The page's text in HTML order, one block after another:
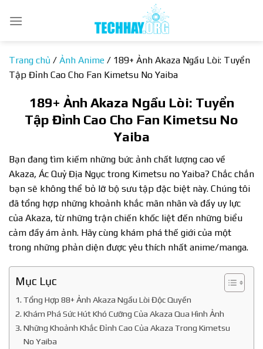
qua
Trang chủ / Ảnh Anime / 189+ Ảnh Akaza Ngầu Lòi: Tuyển
Tập Đỉnh Cao Cho Fan Kimetsu No Yaiba
189+ Ảnh Akaza Ngầu Lòi: Tuyển
Tập Đỉnh Cao Cho Fan Kimetsu No
Yaiba
Bạn đang tìm kiếm những bức ảnh chất lượng cao về
Akaza, Ác Quỷ Địa Ngục trong Kimetsu no Yaiba? Chắc chắn
bạn sẽ không thể bỏ lỡ bộ sưu tập đặc biệt này. Chúng tôi
đã tổng hợp những khoảnh khắc mãn nhãn và đầy uy lực
của Akaza, từ những trận chiến khốc liệt đến những biểu
cảm đầy ám ảnh. Hãy cùng khám phá thế giới của một
trong những phản diện được yêu thích nhất anime/manga.
Mục Lục
Tổng Hợp 88+ Ảnh Akaza Ngầu Lòi Độc Quyền
Khám Phá Sức Hút Khó Cưỡng Của Akaza Qua Hình Ảnh
Những Khoảnh Khắc Đỉnh Cao Của Akaza Trong Kimetsu
No Yaiba